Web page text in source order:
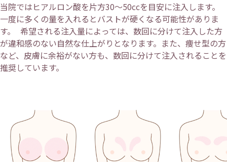
当院ではヒアルロン酸を片方30～50ccを目安に注入します。
一度に多くの量を入れるとバストが硬くなる可能性がありま
す。 希望される注入量によっては、数回に分けて注入した方
が違和感のない自然な仕上がりとなります。また、痩せ型の方
など、皮膚に余裕がない方も、数回に分けて注入されることを
推奨しています。